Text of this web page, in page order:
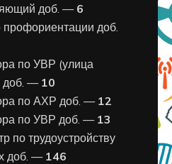
доб. — 6
доб.
по УВР (улица
доб. — 10
по АХР доб. — 12
по УВР доб. — 13
по трудоустройству
доб. —146